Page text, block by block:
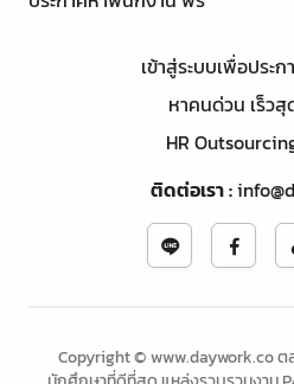
เข้าสู่ระบบเพื่อประ
หาคนด่วน เร็วสุ
HR
ติดต่อเรา:
Copyright © www.daywork.co ต